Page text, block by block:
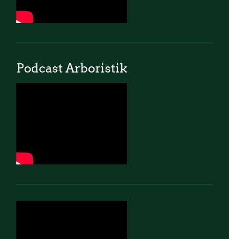
Podcast Arboristik